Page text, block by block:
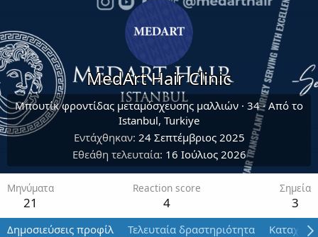
MedArt Hair Clinic
Μπουτίκ φροντίδας μεταμόσχευσης μαλλιών · 34·Από το
Istanbul, Turkiye
Εντάχθηκαν 24 Σεπτέμβριος 2025
Εθεάθη τελευταία 16 Ιούλιος 2026
Μηνύματα
21
Reaction score
4
Σημεία
3
Δημοσιεύσεις προφίλ Τελευταία δραστηριότητα